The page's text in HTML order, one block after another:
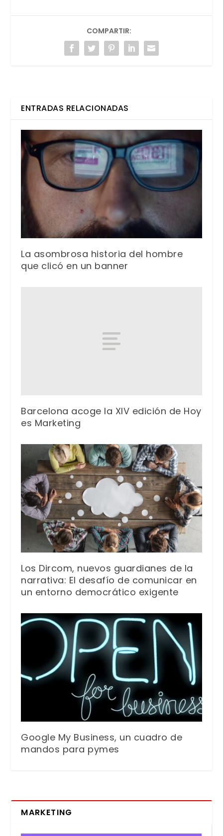
COMPARTIR:
ENTRADAS RELACIONADAS
La asombrosa historia del hombre
que clicó en un banner
Barcelona acoge la XIV edición de Hoy
es Marketing
Los Dircom, nuevos guardianes de la
narrativa: El desafío de comunicar en
un entorno democrático exigente
Google My Business, un cuadro de
mandos para pymes
MARKETING